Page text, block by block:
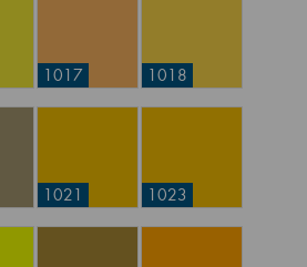
1017 1018
1021 1023